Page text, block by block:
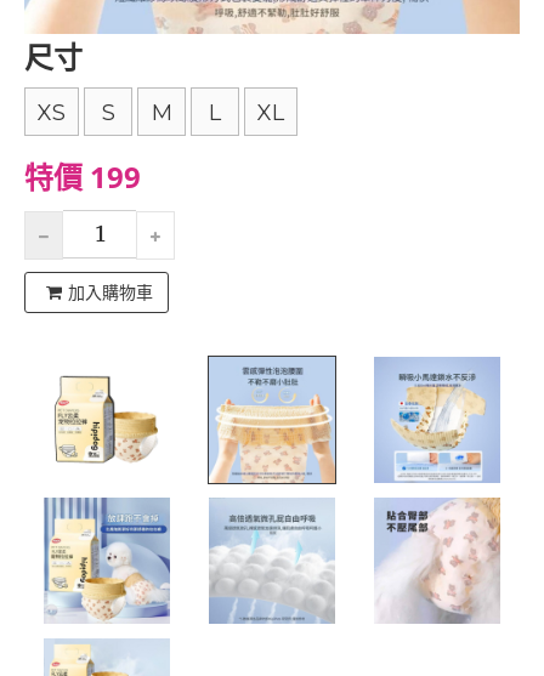
尺寸
XS S M L XL
特價 199
加入購物車